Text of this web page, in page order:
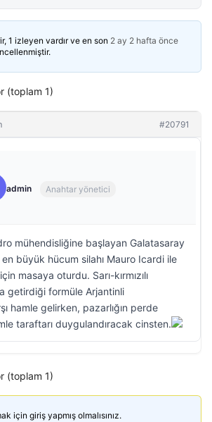
1 izleyen vardır ve en son 2 ay 2 hafta önce
(toplam 1)
#20791
admin Anahtar yönetici
mühendisliğine başlayan Galatasaray
en büyük hücum silahı Mauro Icardi ile
masaya oturdu. Sarı-kırmızılı
getirdiği formüle Arjantinli
hamle gelirken, pazarlığın perde
taraftarı duygulandıracak cinsten.
(toplam 1)
için giriş yapmış olmalısınız.